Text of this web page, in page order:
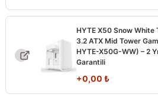
HYTE X50 Snow White
3.2 ATX Mid Tower
HYTE-X50G-WW) – 2
Garantili
+0,00 ₺